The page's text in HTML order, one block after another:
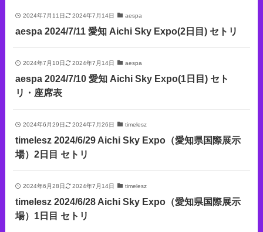
2024年7月11日 2024年7月14日 aespa
aespa 2024/7/11 愛知 Aichi Sky Expo(2日目) セトリ
2024年7月10日 2024年7月14日 aespa
aespa 2024/7/10 愛知 Aichi Sky Expo(1日目) セト
リ・座席表
2024年6月29日 2024年7月26日 timelesz
timelesz 2024/6/29 Aichi Sky Expo（愛知県国際展示
場）2日目 セトリ
2024年6月28日 2024年7月14日 timelesz
timelesz 2024/6/28 Aichi Sky Expo（愛知県国際展示
場）1日目 セトリ